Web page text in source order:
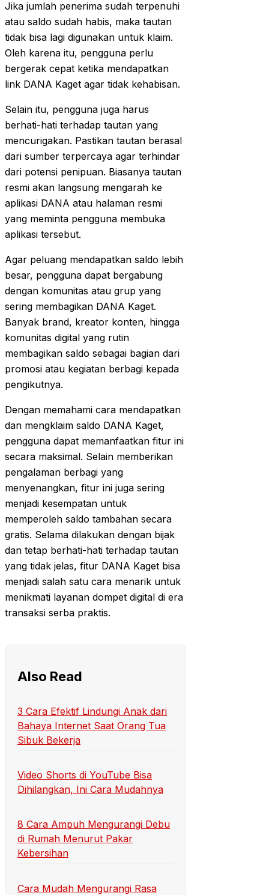
Jika jumlah penerima sudah terpenuhi
atau saldo sudah habis, maka tautan
tidak bisa lagi digunakan untuk klaim.
Oleh karena itu, pengguna perlu
bergerak cepat ketika mendapatkan
link DANA Kaget agar tidak kehabisan.
Selain itu, pengguna juga harus
berhati-hati terhadap tautan yang
mencurigakan. Pastikan tautan berasal
dari sumber terpercaya agar terhindar
dari potensi penipuan. Biasanya tautan
resmi akan langsung mengarah ke
aplikasi DANA atau halaman resmi
yang meminta pengguna membuka
aplikasi tersebut.
Agar peluang mendapatkan saldo lebih
besar, pengguna dapat bergabung
dengan komunitas atau grup yang
sering membagikan DANA Kaget.
Banyak brand, kreator konten, hingga
komunitas digital yang rutin
membagikan saldo sebagai bagian dari
promosi atau kegiatan berbagi kepada
pengikutnya.
Dengan memahami cara mendapatkan
dan mengklaim saldo DANA Kaget,
pengguna dapat memanfaatkan fitur ini
secara maksimal. Selain memberikan
pengalaman berbagi yang
menyenangkan, fitur ini juga sering
menjadi kesempatan untuk
memperoleh saldo tambahan secara
gratis. Selama dilakukan dengan bijak
dan tetap berhati-hati terhadap tautan
yang tidak jelas, fitur DANA Kaget bisa
menjadi salah satu cara menarik untuk
menikmati layanan dompet digital di era
transaksi serba praktis.
Also Read
3 Cara Efektif Lindungi Anak dari
Bahaya Internet Saat Orang Tua
Sibuk Bekerja
Video Shorts di YouTube Bisa
Dihilangkan, Ini Cara Mudahnya
8 Cara Ampuh Mengurangi Debu
di Rumah Menurut Pakar
Kebersihan
Cara Mudah Mengurangi Rasa